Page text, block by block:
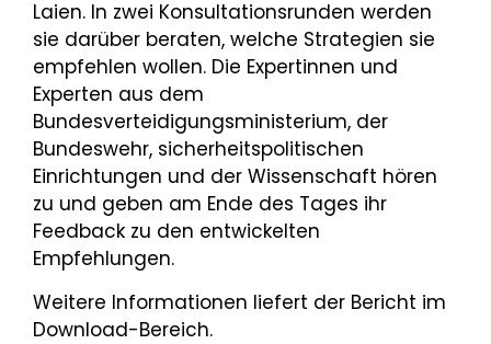
Laien. In zwei Konsultationsrunden werden
sie darüber beraten, welche Strategien sie
empfehlen wollen. Die Expertinnen und
Experten aus dem
Bundesverteidigungsministerium, der
Bundeswehr, sicherheitspolitischen
Einrichtungen und der Wissenschaft hören
zu und geben am Ende des Tages ihr
Feedback zu den entwickelten
Empfehlungen.
Weitere Informationen liefert der Bericht im
Download-Bereich.